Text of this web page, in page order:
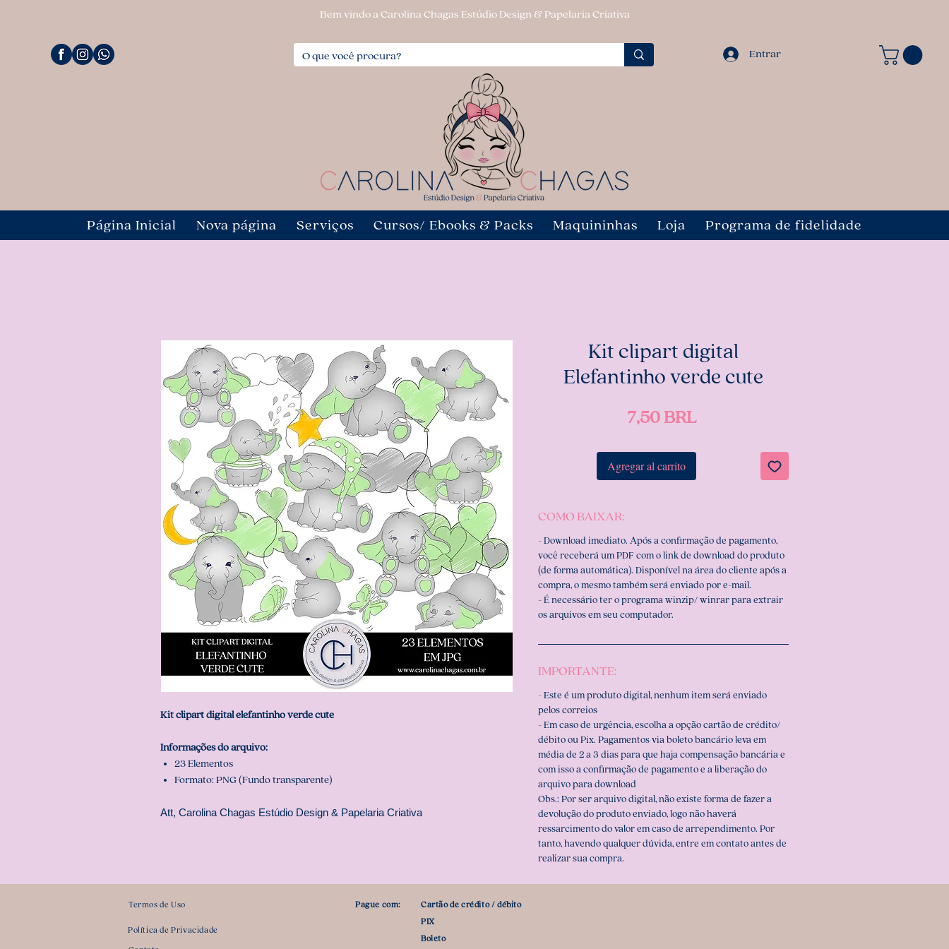
Bem vindo a Carolina Chagas Estúdio Design & Papelaria Criativa
Entrar
Página Inicial Nova página Serviços Cursos/ Ebooks & Packs Maquininhas Loja Programa de fidelidade
Kit clipart digital elefantinho verde cute
Informações do arquivo:
23 Elementos
Formato: PNG (Fundo transparente)
Att, Carolina Chagas Estúdio Design & Papelaria Criativa
Kit clipart digital
Elefantinho verde cute
7,50 BRLPrecio
Agregar al carrito
COMO BAIXAR:
- Download imediato. Após a confirmação de pagamento,
você receberá um PDF com o link de download do produto
(de forma automática). Disponível na área do cliente após a
compra, o mesmo também será enviado por e-mail.
- É necessário ter o programa winzip/ winrar para extrair
os arquivos em seu computador.
IMPORTANTE:
- Este é um produto digital, nenhum item será enviado
pelos correios
- Em caso de urgência, escolha a opção cartão de crédito/
débito ou Pix. Pagamentos via boleto bancário leva em
média de 2 a 3 dias para que haja compensação bancária e
com isso a confirmação de pagamento e a liberação do
arquivo para download
Obs.: Por ser arquivo digital, não existe forma de fazer a
devolução do produto enviado, logo não haverá
ressarcimento do valor em caso de arrependimento. Por
tanto, havendo qualquer dúvida, entre em contato antes de
realizar sua compra.
Termos de Uso
Política de Privacidade
Pague com:
Cartão de crédito / débito
PIX
Boleto